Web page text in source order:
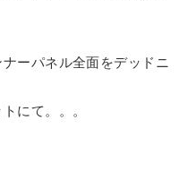
ーパネル全面をデッドニ
にて。。。